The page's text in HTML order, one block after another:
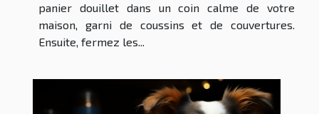
panier douillet dans un coin calme de votre
maison, garni de coussins et de couvertures.
Ensuite, fermez les...